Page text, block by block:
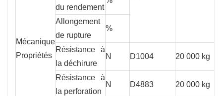
Mécanique
Propriétés
du rendement
Allongement
de rupture
%
Résistance à
la déchirure
N D1004 20 000 kg
Résistance à
la perforation
N D4883 20 000 kg